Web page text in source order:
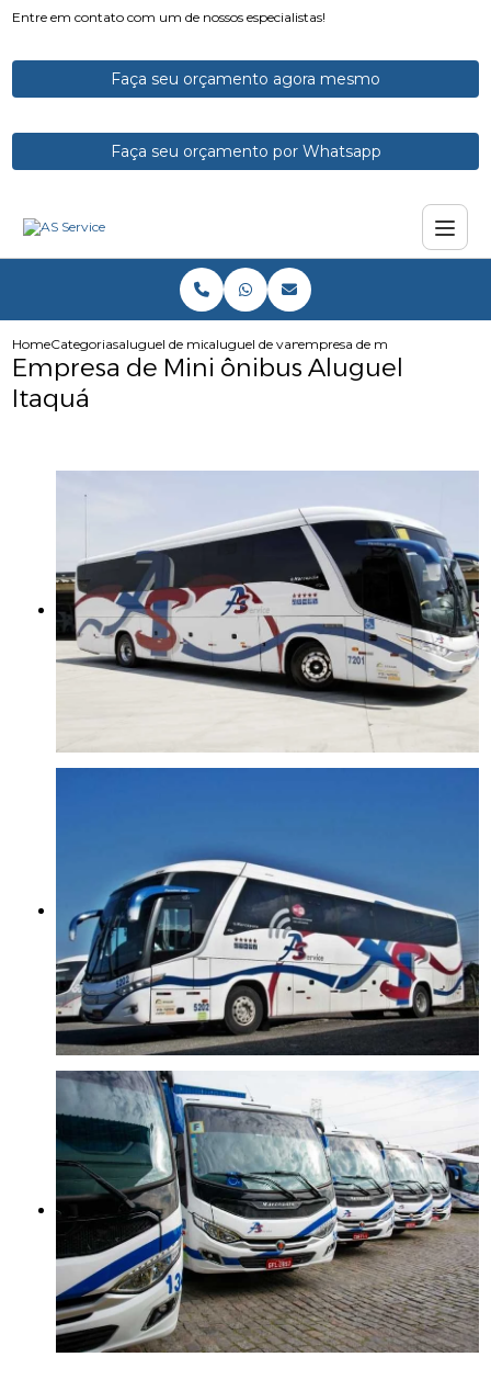
Entre em contato com um de nossos especialistas!
Faça seu orçamento agora mesmo
Faça seu orçamento por Whatsapp
HomeCategoriasaluguel de micro onibusaluguel de vans e microonibus
empresa de mini onibus
Empresa de Mini ônibus Aluguel
Itaquá